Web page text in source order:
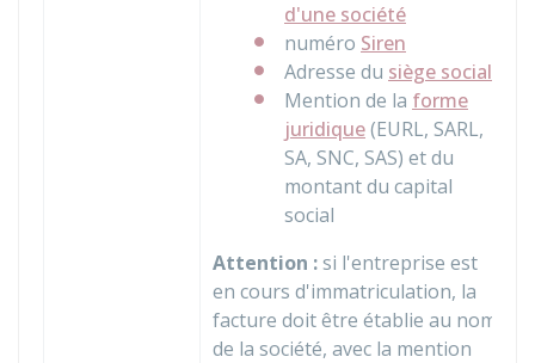
d'une société
numéro Siren
Adresse du siège social
Mention de la forme
juridique(EURL, SARL,
SA, SNC, SAS) et du
montant du capital
social
Attention :si l'entreprise est
en cours d'immatriculation, la
facture doit être établie au nom
de la société, avec la mention